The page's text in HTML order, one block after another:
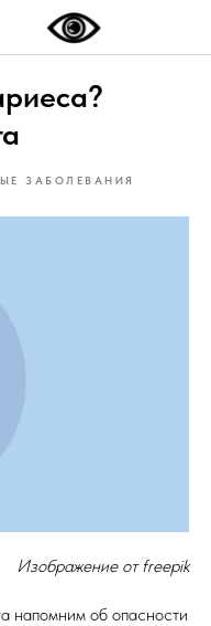
ЗАБОЛЕВАНИЯ
Изображение от freepik
напомним об опасности